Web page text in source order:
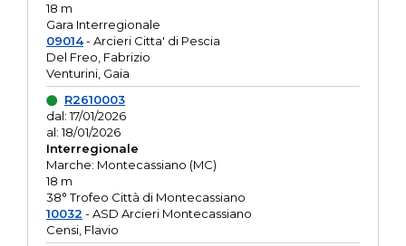
18 m
Gara Interregionale
09014- Arcieri Citta' di Pescia
Del Freo, Fabrizio
Venturini, Gaia
R2610003
dal: 17/01/2026
al: 18/01/2026
Interregionale
Marche: Montecassiano (MC)
18 m
38° Trofeo Città di Montecassiano
10032 - ASD Arcieri Montecassiano
Censi, Flavio